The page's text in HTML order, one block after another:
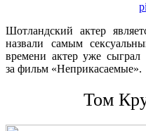
Шотландский актер
назвали самым
времени актер уже
за фильм «Неприкасаемые».
Том